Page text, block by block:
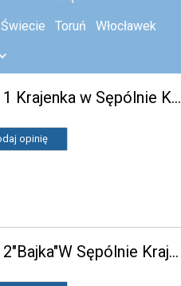
Świecie Toruń Włocławek
Gminne Przedszkole nr 1 Krajenka w Sępólnie Krajeńskim
opinię
Gminne Przedszkole nr 2"Bajka"W Sępólnie Krajeńskim